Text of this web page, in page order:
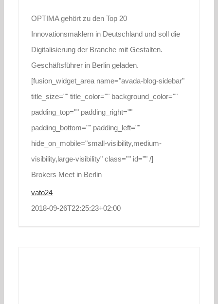
OPTIMA gehört zu den Top 20
Innovationsmaklern in Deutschland und soll die
Digitalisierung der Branche mit Gestalten.
Geschäftsführer in Berlin geladen.
[fusion_widget_area name="avada-blog-sidebar"
title_size="" title_color="" background_color=""
padding_top="" padding_right=""
padding_bottom="" padding_left=""
hide_on_mobile="small-visibility,medium-
visibility,large-visibility" class="" id="" /]
Brokers Meet in Berlin
vato24
2018-09-26T22:25:23+02:00